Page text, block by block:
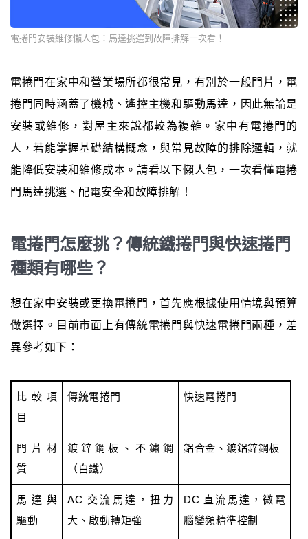
電捲門安裝維修懶人包：馬達挑選到故障排解一次看！
電捲門在家中和營業場所都很常見，有別於一般門片，電
捲門同時涵蓋了機械、遙控主機和驅動馬達，因此無論是
安裝或維修，對屋主來說都較為複雜。家中有電捲門的
人，若能掌握基礎結構概念，與常見故障的排除邏輯，就
能降低安裝和維修成本。請看以下懶人包，一次看懂電捲
門馬達挑選、配電安全和故障排解！
電捲門怎麼挑？傳統鐵捲門與快速捲門
種類有哪些？
想在家中安裝或更換電捲門，首先應根據使用情境與預算
做選擇。目前市面上有傳統電捲門與快速電捲門兩種，差
異參考如下：
比較項
目
傳統電捲門 快速電捲門
門片材
質
鍍鋅鋼板、不鏽鋼
（白鐵）
鋁合金、鍍鋁鋅鋼板
馬達與
驅動
AC 交流馬達，扭力
大、啟動轉矩強
DC 直流馬達，微電
腦變頻精準控制